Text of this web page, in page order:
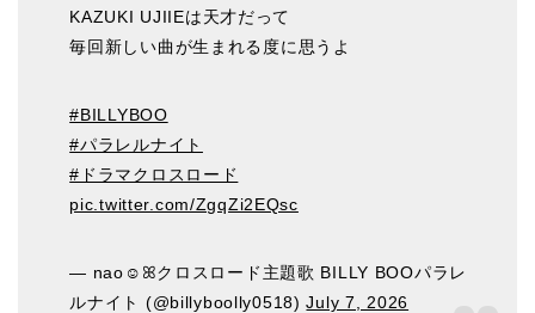
KAZUKI UJIIEは天才だって
毎回新しい曲が生まれる度に思うよ
#BILLYBOO
#パラレルナイト
#ドラマクロスロード
pic.twitter.com/ZgqZi2EQsc
— nao︎︎︎☺︎ꕤ︎︎クロスロード主題歌 BILLY BOOパラレ
ルナイト (@billyboolly0518)July 7, 2026